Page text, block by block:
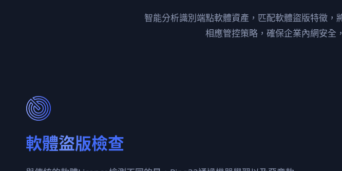
智能分析識別端點軟體資產，匹配軟體盜版特徵
相應管控策略，確保企業內網安全
軟體盜版檢查